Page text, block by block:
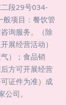
段29号034-
般项目：餐饮管
询服务。（除
展经营活动）
）；食品销
方可开展经营
证件为准）成
司。